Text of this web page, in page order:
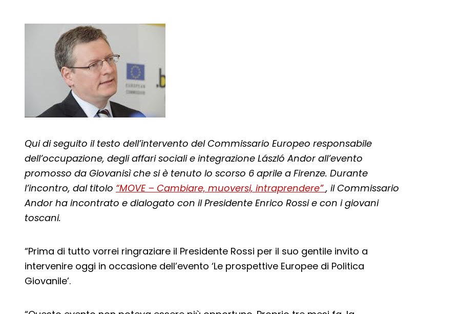
Dettagli articolo
Qui di seguito il testo dell’intervento del Commissario Europeo responsabile
dell’occupazione, degli affari sociali e integrazione László Andor all’evento
promosso da Giovanisì che si è tenuto lo scorso 6 aprile a Firenze. Durante
l’incontro, dal titolo “MOVE – Cambiare, muoversi, intraprendere”, il Commissario
Andor ha incontrato e dialogato con il Presidente Enrico Rossi e con i giovani
toscani.
“Prima di tutto vorrei ringraziare il Presidente Rossi per il suo gentile invito a
intervenire oggi in occasione dell’evento ‘Le prospettive Europee di Politica
Giovanile’.